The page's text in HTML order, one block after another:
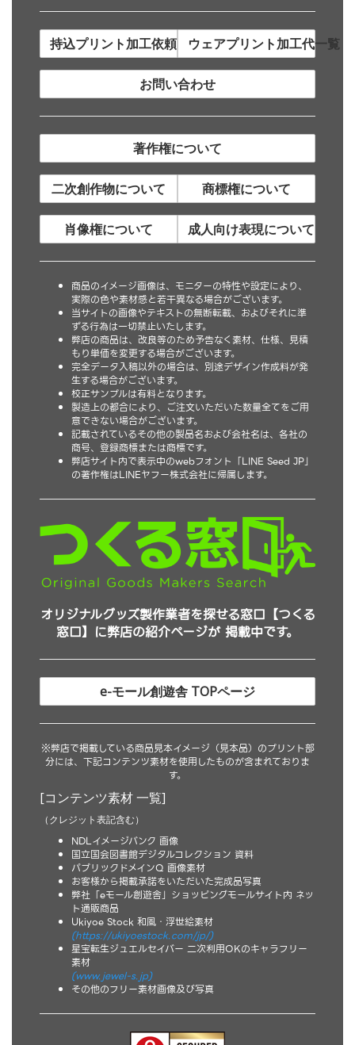
持込プリント加工依頼についてウェアプリント加工代一覧
お問い合わせ
著作権について
二次創作物について 商標権について
肖像権について 成人向け表現について
商品のイメージ画像は、モニターの特性や設定により、
実際の色や素材感と若干異なる場合がございます。
当サイトの画像やテキストの無断転載、およびそれに準
ずる行為は一切禁止いたします。
弊店の商品は、改良等のため予告なく素材、仕様、見積
もり単価を変更する場合がございます。
完全データ入稿以外の場合は、別途デザイン作成料が発
生する場合がございます。
校正サンプルは有料となります。
製造上の都合により、ご注文いただいた数量全てをご用
意できない場合がございます。
記載されているその他の製品名および会社名は、各社の
商号、登録商標または商標です。
弊店サイト内で表示中のwebフォント「LINE Seed JP」
の著作権はLINEヤフー株式会社に帰属します。
オリジナルグッズ製作業者を探せる窓口【つくる
窓口】に弊店の紹介ページが 掲載中です。
e-モール創遊舎 TOPページ
※弊店で掲載している商品見本イメージ（見本品）のプリント部
分には、下記コンテンツ素材を使用したものが含まれておりま
す。
[コンテンツ素材 一覧]
（クレジット表記含む）
NDLイメージバンク 画像
国立国会図書館デジタルコレクション 資料
パブリックドメインQ 画像素材
お客様から掲載承諾をいただいた完成品写真
弊社「eモール創遊舎」ショッピングモールサイト内 ネッ
ト通販商品
Ukiyoe Stock 和風・浮世絵素材
(https://ukiyoestock.com/jp/)
星宝転生ジュエルセイバー 二次利用OKのキャラフリー
素材
(www.jewel-s.jp)
その他のフリー素材画像及び写真